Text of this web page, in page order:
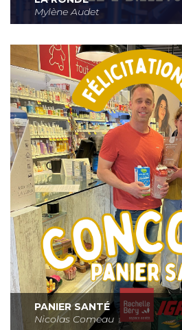
Mylène Audet
PANIER SANTÉ
Nicolas Comeau